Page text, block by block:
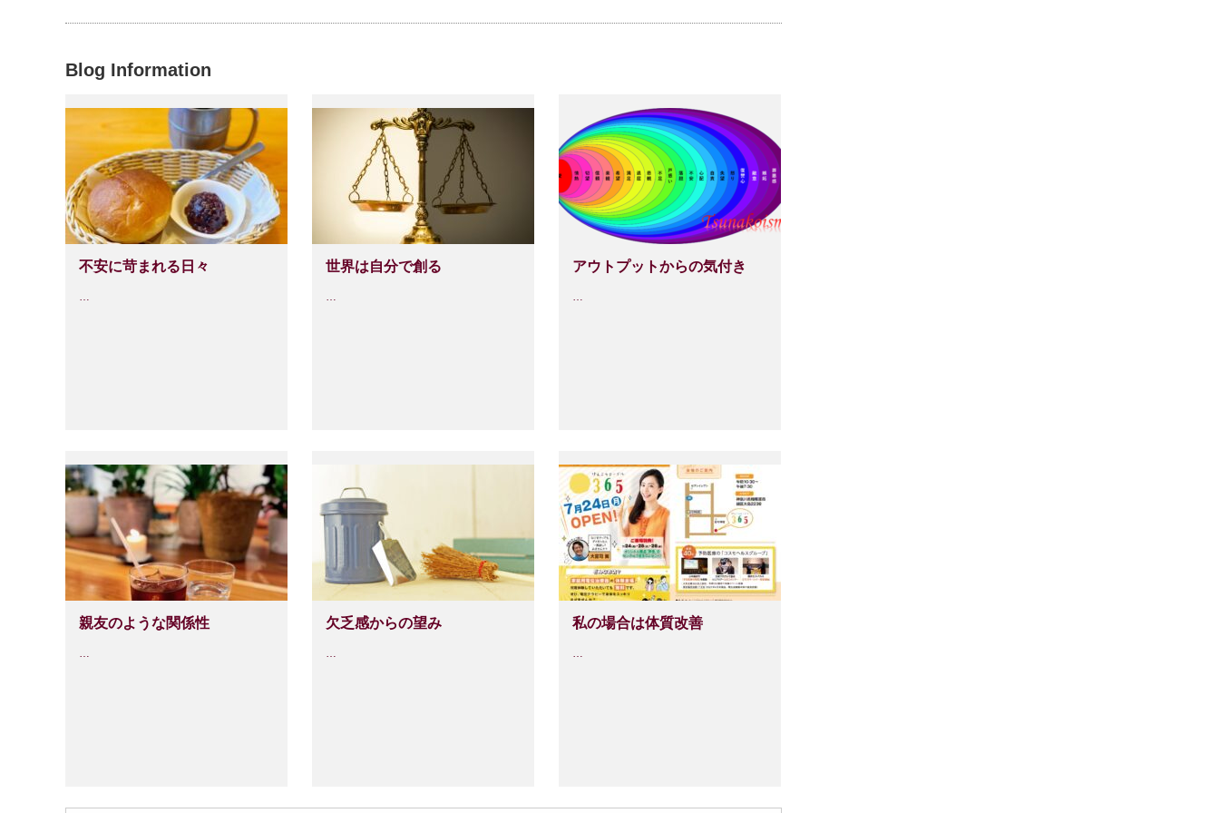
Blog Information
不安に苛まれる日々
…
世界は自分で創る
…
アウトプットからの気付き
…
親友のような関係性
…
欠乏感からの望み
…
私の場合は体質改善
…